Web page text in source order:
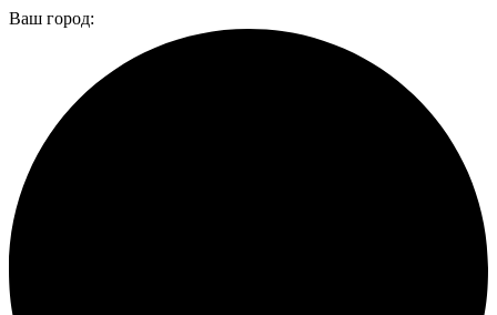
Ваш город: